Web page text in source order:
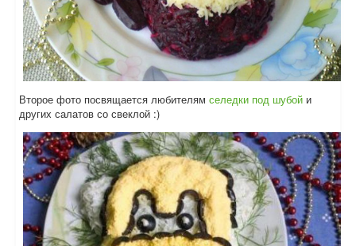
Второе фото посвящается любителям селедки под шубой и
других салатов со свеклой :)